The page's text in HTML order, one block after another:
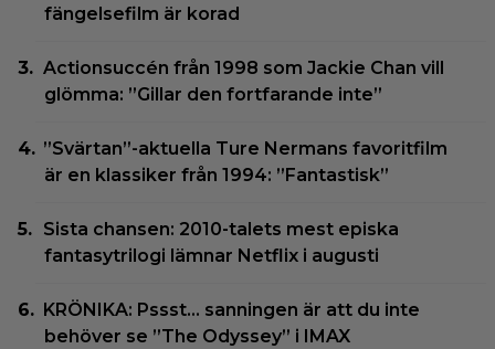
fängelsefilm är korad
Actionsuccén från 1998 som Jackie Chan vill
glömma: ”Gillar den fortfarande inte”
”Svärtan”-aktuella Ture Nermans favoritfilm
är en klassiker från 1994: ”Fantastisk”
Sista chansen: 2010-talets mest episka
fantasytrilogi lämnar Netflix i augusti
KRÖNIKA: Pssst… sanningen är att du inte
behöver se ”The Odyssey” i IMAX